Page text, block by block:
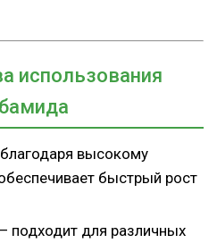
использования
высокому
быстрый рост
подходит для различных